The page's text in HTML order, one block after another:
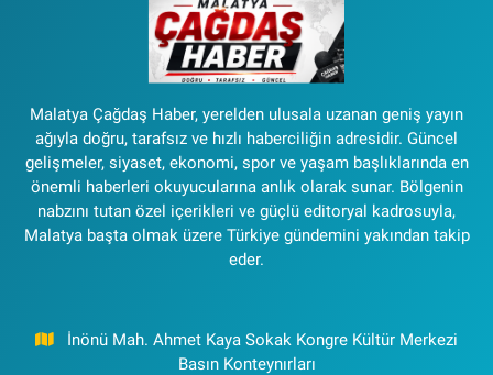
Malatya Çağdaş Haber, yerelden ulusala uzanan geniş yayın
ağıyla doğru, tarafsız ve hızlı haberciliğin adresidir. Güncel
gelişmeler, siyaset, ekonomi, spor ve yaşam başlıklarında en
önemli haberleri okuyucularına anlık olarak sunar. Bölgenin
nabzını tutan özel içerikleri ve güçlü editoryal kadrosuyla,
Malatya başta olmak üzere Türkiye gündemini yakından takip
eder.
İnönü Mah. Ahmet Kaya Sokak Kongre Kültür Merkezi
Basın Konteynırları